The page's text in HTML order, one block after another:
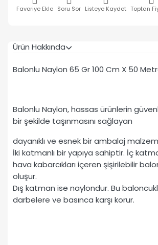
Favoriye Ekle Soru Sor Listeye Kaydet Toptan
Ürün Hakkında
Balonlu Naylon 65 Gr 100 Cm X 50
Balonlu Naylon, hassas ürünlerin
bir şekilde taşınmasını sağlayan
dayanıklı ve esnek bir ambalaj
İki katmanlı bir yapıya sahiptir. İç
hava kabarcıkları içeren şişirilebilir
oluşur.
Dış katman ise naylondur. Bu
darbelere ve basınca karşı korur.